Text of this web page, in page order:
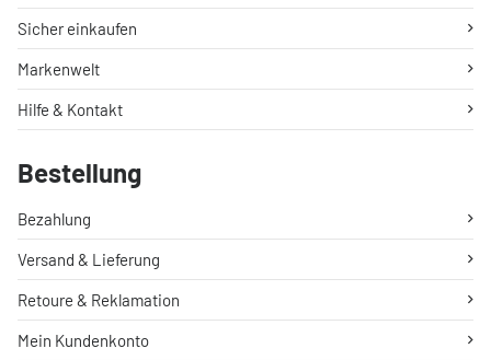
Sicher einkaufen
Markenwelt
Hilfe & Kontakt
Bestellung
Bezahlung
Versand & Lieferung
Retoure & Reklamation
Mein Kundenkonto